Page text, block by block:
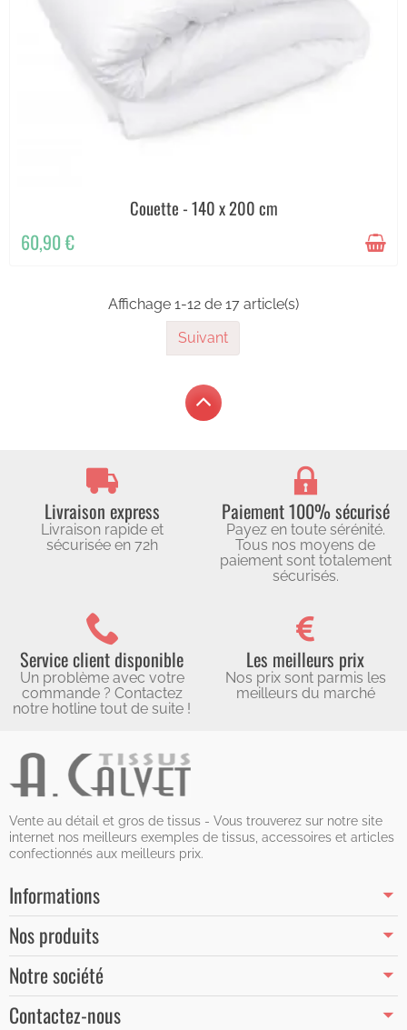
Couette - 140 x 200 cm
60,90 €
Affichage 1-12 de 17 article(s)
Suivant
Livraison express
Livraison rapide et
sécurisée en 72h
Paiement 100% sécurisé
Payez en toute sérénité.
Tous nos moyens de
paiement sont totalement
sécurisés.
Service client disponible
Un problème avec votre
commande ? Contactez
notre hotline tout de suite !
Les meilleurs prix
Nos prix sont parmis les
meilleurs du marché
Vente au détail et gros de tissus - Vous trouverez sur notre site
internet nos meilleurs exemples de tissus, accessoires et articles
confectionnés aux meilleurs prix.
Informations
Nos produits
Notre société
Contactez-nous